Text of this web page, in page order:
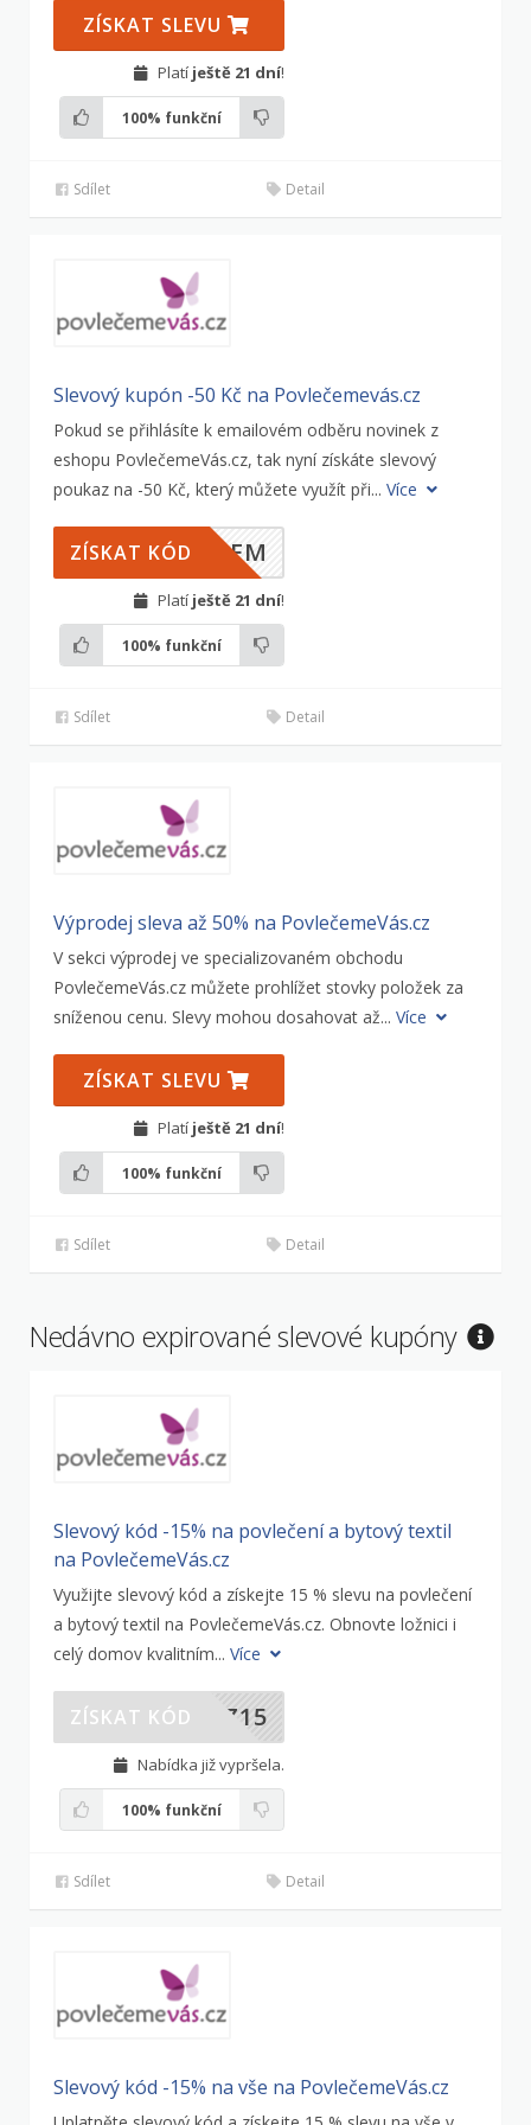
ZÍSKAT SLEVU
Platí ještě 21 dní!
100% funkční
Sdílet Detail
Slevový kupón -50 Kč na Povlečemevás.cz
Pokud se přihlásíte k emailovém odběru novinek z
eshopu PovlečemeVás.cz, tak nyní získáte slevový
poukaz na -50 Kč, který můžete využít při... Více
ILEM
ZÍSKAT KÓD
Platí ještě 21 dní!
100% funkční
Sdílet Detail
Výprodej sleva až 50% na PovlečemeVás.cz
V sekci výprodej ve specializovaném obchodu
PovlečemeVás.cz můžete prohlížet stovky položek za
sníženou cenu. Slevy mohou dosahovat až... Více
ZÍSKAT SLEVU
Platí ještě 21 dní!
100% funkční
Sdílet Detail
Nedávno expirované slevové kupóny
Slevový kód -15% na povlečení a bytový textil
na PovlečemeVás.cz
Využijte slevový kód a získejte 15 % slevu na povlečení
a bytový textil na PovlečemeVás.cz. Obnovte ložnici i
celý domov kvalitním... Více
DZ15
ZÍSKAT KÓD
Nabídka již vypršela.
100% funkční
Sdílet Detail
Slevový kód -15% na vše na PovlečemeVás.cz